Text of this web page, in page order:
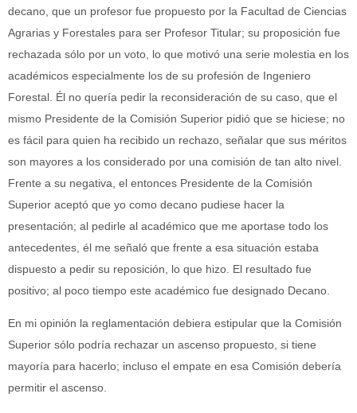
decano, que un profesor fue propuesto por la Facultad de Ciencias
Agrarias y Forestales para ser Profesor Titular; su proposición fue
rechazada sólo por un voto, lo que motivó una serie molestia en los
académicos especialmente los de su profesión de Ingeniero
Forestal. Él no quería pedir la reconsideración de su caso, que el
mismo Presidente de la Comisión Superior pidió que se hiciese; no
es fácil para quien ha recibido un rechazo, señalar que sus méritos
son mayores a los considerado por una comisión de tan alto nivel.
Frente a su negativa, el entonces Presidente de la Comisión
Superior aceptó que yo como decano pudiese hacer la
presentación; al pedirle al académico que me aportase todo los
antecedentes, él me señaló que frente a esa situación estaba
dispuesto a pedir su reposición, lo que hizo. El resultado fue
positivo; al poco tiempo este académico fue designado Decano.
En mi opinión la reglamentación debiera estipular que la Comisión
Superior sólo podría rechazar un ascenso propuesto, si tiene
mayoría para hacerlo; incluso el empate en esa Comisión debería
permitir el ascenso.